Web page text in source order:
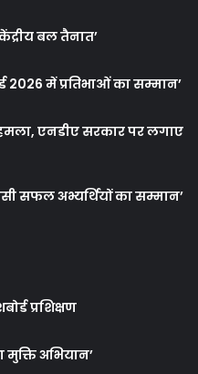
बल तैनात’
में प्रतिभाओं का सम्मान’
एनडीए सरकार पर लगाए
सफल अभ्यर्थियों का सम्मान’
प्रशिक्षण
अभियान’